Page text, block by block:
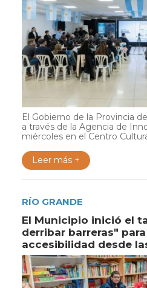
El Gobierno de la Provincia
a través de la Agencia de
miércoles en el Centro
Leer más +
RÍO GRANDE
El Municipio inició el
derribar barreras"
accesibilidad desde